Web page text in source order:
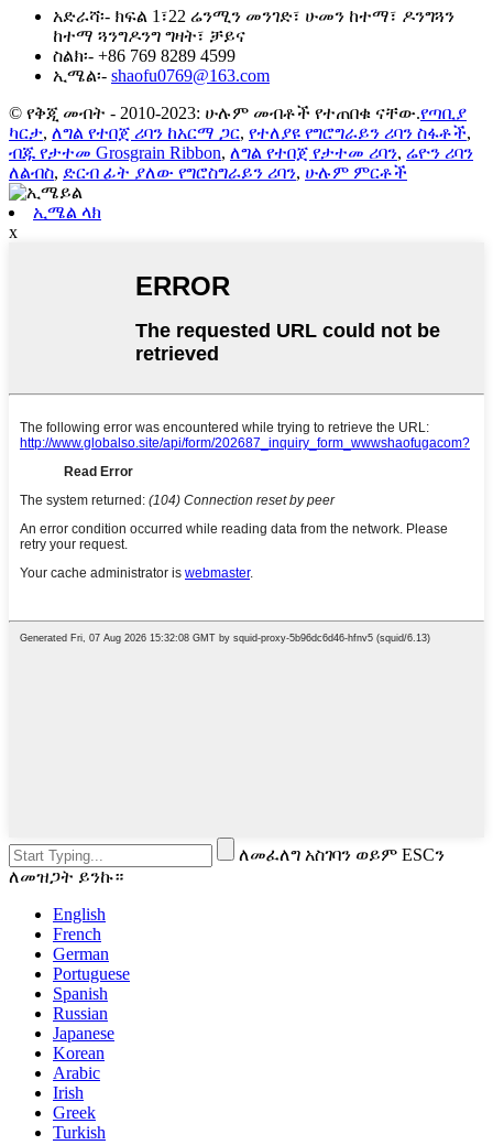
አድራሻ፡- ክፍል 1፣22 ሬንሚን መንገድ፣ ሁመን ከተማ፣ ዶንግጓን
ከተማ ጓንግዶንግ ግዛት፣ ቻይና
ስልክ፡- +86 769 8289 4599
ኢሜል፡- shaofu0769@163.com
© የቅጂ መብት - 2010-2023: ሁሉም መብቶች የተጠበቁ ናቸው.የጣቢያ
ካርታ, ለግል የተበጀ ሪባን ከአርማ ጋር, የተለያዩ የግሮግራይን ሪባን ስፋቶች,
ብጁ የታተመ Grosgrain Ribbon, ለግል የተበጀ የታተመ ሪባን, ሬዮን ሪባን
ለልብስ, ድርብ ፊት ያለው የግሮስግራይን ሪባን, ሁሉም ምርቶች
ኢሜል ላክ
x
ለመፈለግ አስገባን ወይም ESCን
ለመዝጋት ይንኩ።
English
French
German
Portuguese
Spanish
Russian
Japanese
Korean
Arabic
Irish
Greek
Turkish